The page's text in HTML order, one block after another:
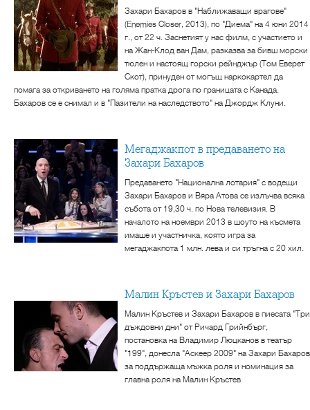
Захари Бахаров в "Наближаващи врагове"
(Enemies Closer, 2013), по "Диема" на 4 юни 2014
г., от 22 ч. Заснетият у нас филм, с участието и
на Жан-Клод ван Дам, разказва за бивш морски
тюлен и настоящ горски рейнджър (Том Еверет
Скот), принуден от могъщ наркокартел да
помага за откриването на голяма пратка дрога по границата с Канада.
Бахаров се е снимал и в "Пазители на наследството" на Джордж Клуни.
Мегаджакпот в предаването на
Захари Бахаров
Предаването "Национална лотария" с водещи
Захари Бахаров и Вяра Атова се излъчва всяка
събота от 19,30 ч. по Нова телевизия. В
началото на ноември 2013 в шоуто на късмета
имаше и участничка, която игра за
мегаджакпота 1 млн. лева и си тръгна с 20 хил.
Малин Кръстев и Захари Бахаров
Малин Кръстев и Захари Бахаров в пиесата "Три
дъждовни дни" от Ричард Грийнбърг,
постановка на Владимир Люцканов в театър
"199", донесла "Аскеер 2009" на Захари Бахаров
за поддържаща мъжка роля и номинация за
главна роля на Малин Кръстев